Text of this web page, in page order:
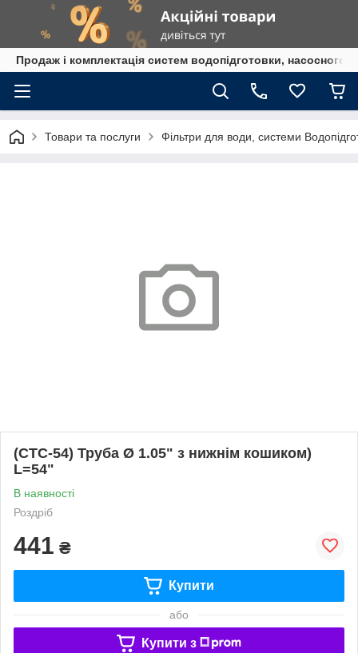
Продаж і комплектація систем водопідготовки, насосного
Товари та послуги Фільтри для води, системи
(СТС-54) Труба Ø 1.05" з нижнім кошиком)
L=54"
В наявності
Роздріб
441 ₴
Купити
або
Купити з